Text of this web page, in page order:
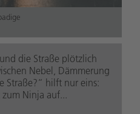
die Straße plötzlich
Nebel, Dämmerung
Straße?“ hilft nur eins:
Ninja auf...